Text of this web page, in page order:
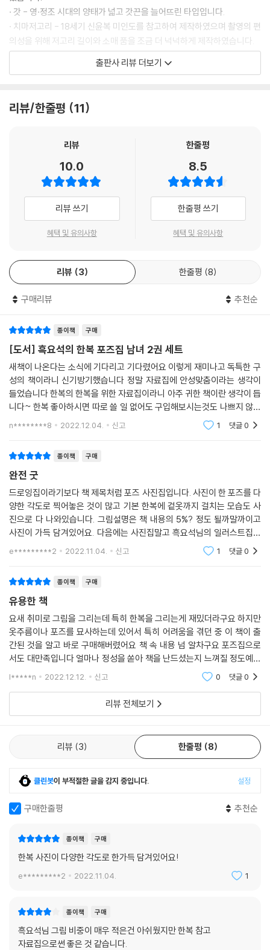
· 갓 - 영·정조 시대의 양태가 넓고 갓끈을 늘어뜨린 타입입니다.
· 치마저고리 - 18세기 신윤복 미인도를 참고하여 제작하였으며 촬영의 편
의성을 위해 저고리 길이와 소매 품을 조금 더 넉넉하게 제작하였습니다.
· 장의 - 19세기 초 덕온공주 장옷 등 그 시기 장옷 유물들을 참고하여 제작
은데, 어떤 특정 자세에서의 옷자락이나 주름 그리고 화보나 사극에서는
보이지 않는 각도에서의 모습이 필요할 때면 ‘그림 그리는 사람을 위한 한
복 포즈집’의 존재가 참 아쉬웠습니다. 한복에 대한 관심과 전통문화를 다
루는 콘텐츠는 점점 늘어나고, 많은 분들이 일러스트나 웹툰에서 한복 그
림을 그리시는데, 아직까지 한복 포즈 자료집이 없다는 게 안타깝기도 했
촬영 전 리허설을 진행하고, 공식적인 두 번의 촬영을 진행했습니다. 이번
에는 한복의 기본에 충실하자는 생각으로 기본 포즈 중심으로 작업하였습
니다. 첫 시도인 만큼 모두가 좌충우돌 열심히 준비했지만 아쉬움도 남습
되는 순간 환호성을 지르며 즐겁게 작업하였습니다.
집 출간이 쭉 이어질 수 있기를 바랍니다.
책을 만드는 데 도움을 주신 여러분께 감사를 전합니다.
출판사 리뷰 더보기
리뷰/한줄평 11
리뷰
10.0
리뷰 쓰기
혜택 및 유의사항
한줄평
8.5
한줄평 쓰기
혜택 및 유의사항
리뷰 3 한줄평 8
구매리뷰 추천순
종이책 구매
[도서] 흑요석의 한복 포즈집 남녀 2권 세트
새책이 나온다는 소식에 기다리고 기다렸어요 이렇게 재미나고 독특한 구
성의 책이라니 신기방기했습니다 정말 자료집에 안성맞춤이라는 생각이
들었습니다 한복의 한복을 위한 자료집이라니 아주 귀한 책이란 생각이 듭
니다~ 한복 좋아하시면 따로 쓸 일 없어도 구입해보시는것도 나쁘지 않을
n********8 2022.12.04. 신고 1 댓글0
종이책 구매
완전 굿
드로잉집이라기보다 책 제목처럼 포즈 사진집입니다. 사진이 한 포즈를 다
양한 각도로 찍어놓은 것이 많고 기본 한복에 겉옷까지 걸치는 모습도 사
진으로 다 나와있습니다. 그림설명은 책 내용의 5%? 정도 될까말까이고
사진이 가득 담겨있어요. 다음에는 사진집말고 흑요석님의 일러스트집이
또 나왔으면 좋겠네요 으헤헿 한복그릴때 주의해야하는 점도 간략하게 잘
e*********2 2022.11.04. 신고 1 댓글0
종이책 구매
유용한 책
요새 취미로 그림을 그리는데 특히 한복을 그리는게 재밌더라구요 하지만
옷주름이나 포즈를 묘사하는데 있어서 특히 어려움을 겪던 중 이 책이 출
간된 것을 알고 바로 구매해버렸어요 책 속 내용 넘 알차구요 포즈집으로
서도 대만족입니다 얼마나 정성을 쏟아 책을 난드셨는지 느껴질 정도예요
아 그리고 특전이었던 흑요석님의 일러스트 북마크가 넘 예뻐서 고이 잘
l*****n 2022.12.12. 신고 0 댓글0
리뷰 전체보기
리뷰 3 한줄평 8
클린봇이 부적절한 글을 감지 중입니다. 설정
구매한줄평 추천순
종이책 구매
한복 사진이 다양한 각도로 한가득 담겨있어요!
e*********2 2022.11.04. 1
종이책 구매
흑요석님 그림 비중이 매우 적은건 아쉬웠지만 한복 참고
자료집으로썬 좋은 것 같습니다.